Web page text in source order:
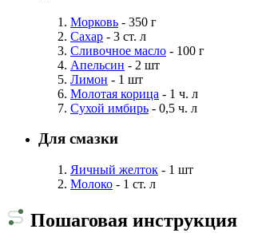
Морковь - 350 г
Сахар - 3 ст. л
Сливочное масло - 100 г
Апельсин - 2 шт
Лимон - 1 шт
Молотая корица - 1 ч. л
Сухой имбирь - 0,5 ч. л
Для смазки
Яичный желток - 1 шт
Молоко - 1 ст. л
Пошаговая инструкция